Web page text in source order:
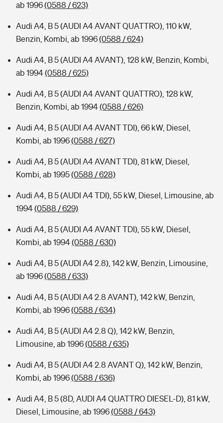
ab 1996(0588 / 623)
Audi A4, B 5 (AUDI A4 AVANT QUATTRO), 110 kW,
Benzin, Kombi, ab 1996(0588 / 624)
Audi A4, B 5 (AUDI A4 AVANT), 128 kW, Benzin, Kombi,
ab 1994(0588 / 625)
Audi A4, B 5 (AUDI A4 AVANT QUATTRO), 128 kW,
Benzin, Kombi, ab 1994(0588 / 626)
Audi A4, B 5 (AUDI A4 AVANT TDI), 66 kW, Diesel,
Kombi, ab 1996(0588 / 627)
Audi A4, B 5 (AUDI A4 AVANT TDI), 81 kW, Diesel,
Kombi, ab 1995(0588 / 628)
Audi A4, B 5 (AUDI A4 TDI), 55 kW, Diesel, Limousine, ab
1994(0588 / 629)
Audi A4, B 5 (AUDI A4 AVANT TDI), 55 kW, Diesel,
Kombi, ab 1994(0588 / 630)
Audi A4, B 5 (AUDI A4 2.8), 142 kW, Benzin, Limousine,
ab 1996(0588 / 633)
Audi A4, B 5 (AUDI A4 2.8 AVANT), 142 kW, Benzin,
Kombi, ab 1996(0588 / 634)
Audi A4, B 5 (AUDI A4 2.8 Q), 142 kW, Benzin,
Limousine, ab 1996(0588 / 635)
Audi A4, B 5 (AUDI A4 2.8 AVANT Q), 142 kW, Benzin,
Kombi, ab 1996(0588 / 636)
Audi A4, B 5 (8D, AUDI A4 QUATTRO DIESEL-D), 81 kW,
Diesel, Limousine, ab 1996(0588 / 643)